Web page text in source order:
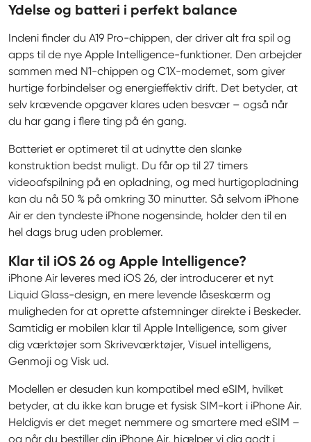
Ydelse og batteri i perfekt balance
Indeni finder du A19 Pro-chippen, der driver alt fra spil og
apps til de nye Apple Intelligence-funktioner. Den arbejder
sammen med N1-chippen og C1X-modemet, som giver
hurtige forbindelser og energieffektiv drift. Det betyder, at
selv krævende opgaver klares uden besvær – også når
du har gang i flere ting på én gang.
Batteriet er optimeret til at udnytte den slanke
konstruktion bedst muligt. Du får op til 27 timers
videoafspilning på en opladning, og med hurtigopladning
kan du nå 50 % på omkring 30 minutter. Så selvom iPhone
Air er den tyndeste iPhone nogensinde, holder den til en
hel dags brug uden problemer.
Klar til iOS 26 og Apple Intelligence?
iPhone Air leveres med iOS 26, der introducerer et nyt
Liquid Glass-design, en mere levende låseskærm og
muligheden for at oprette afstemninger direkte i Beskeder.
Samtidig er mobilen klar til Apple Intelligence, som giver
dig værktøjer som Skriveværktøjer, Visuel intelligens,
Genmoji og Visk ud.
Modellen er desuden kun kompatibel med eSIM, hvilket
betyder, at du ikke kan bruge et fysisk SIM-kort i iPhone Air.
Heldigvis er det meget nemmere og smartere med eSIM –
og når du bestiller din iPhone Air, hjælper vi dig godt i